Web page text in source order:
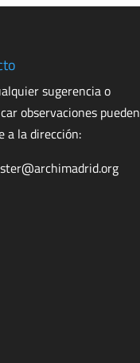
sugerencia o
observaciones pueden
a la dirección: